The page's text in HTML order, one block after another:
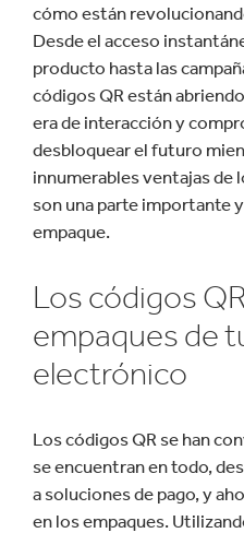
cómo están
Desde el acceso
producto hasta las
códigos QR están
era de interacción y
desbloquear el futuro
innumerables ventajas de
son una parte importante
empaque.
Los códigos
empaques de
electrónico
Los códigos QR se han
se encuentran en todo,
a soluciones de pago, y
en los empaques.